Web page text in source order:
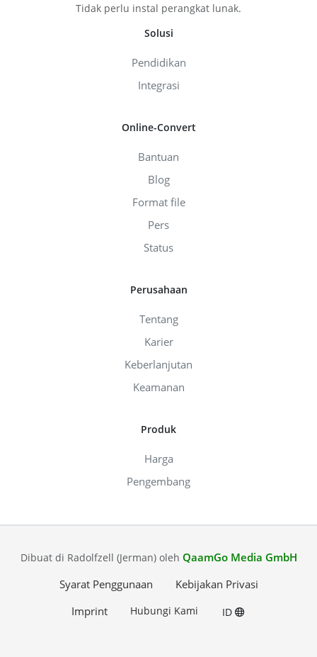
Tidak perlu instal perangkat lunak.
Solusi
Pendidikan
Integrasi
Online-Convert
Bantuan
Blog
Format file
Pers
Status
Perusahaan
Tentang
Karier
Keberlanjutan
Keamanan
Produk
Harga
Pengembang
Dibuat di Radolfzell (Jerman) oleh QaamGo Media GmbH
Syarat Penggunaan
Kebijakan Privasi
Imprint
Hubungi Kami ID